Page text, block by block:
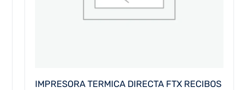
IMPRESORA TERMICA DIRECTA FTX RECIBOS